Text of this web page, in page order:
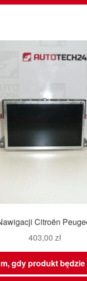
Citroën
403,00 zł
gdy produkt